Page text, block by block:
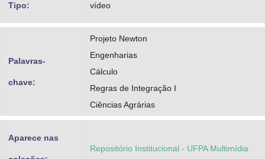
Tipo: vídeo
Palavras-
chave:
Projeto Newton
Engenharias
Cálculo
Regras de Integração I
Ciências Agrárias
Aparece nas
Repositório Institucional - UFPA Multimídia